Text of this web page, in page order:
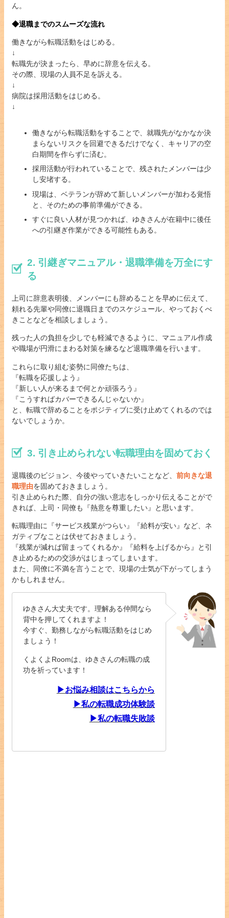
ん。
◆退職までのスムーズな流れ
働きながら転職活動をはじめる。
↓
転職先が決まったら、早めに辞意を伝える。
その際、現場の人員不足を訴える。
↓
病院は採用活動をはじめる。
↓
働きながら転職活動をすることで、就職先がなかなか決
まらないリスクを回避できるだけでなく、キャリアの空
白期間を作らずに済む。
採用活動が行われていることで、残されたメンバーは少
し安堵する。
現場は、ベテランが辞めて新しいメンバーが加わる覚悟
と、そのための事前準備ができる。
すぐに良い人材が見つかれば、ゆきさんが在籍中に後任
への引継ぎ作業ができる可能性もある。
2. 引継ぎマニュアル・退職準備を万全にす
る
上司に辞意表明後、メンバーにも辞めることを早めに伝えて、
頼れる先輩や同僚に退職日までのスケジュール、やっておくべ
きことなどを相談しましょう。
残った人の負担を少しでも軽減できるように、マニュアル作成
や職場が円滑にまわる対策を練るなど退職準備を行います。
これらに取り組む姿勢に同僚たちは、
『転職を応援しよう』
『新しい人が来るまで何とか頑張ろう』
『こうすればカバーできるんじゃないか』
と、転職で辞めることをポジティブに受け止めてくれるのでは
ないでしょうか。
3. 引き止められない転職理由を固めておく
退職後のビジョン、今後やっていきたいことなど、 前向きな退
職理由を固めておきましょう。
引き止められた際、自分の強い意志をしっかり伝えることがで
きれば、上司・同僚も『熱意を尊重したい』と思います。
転職理由に『サービス残業がつらい』『給料が安い』など、ネ
ガティブなことは伏せておきましょう。
『残業が減れば留まってくれるか』『給料を上げるから』と引
き止めるための交渉がはじまってしまいます。
また、同僚に不満を言うことで、現場の士気が下がってしまう
かもしれません。
ゆきさん大丈夫です。理解ある仲間なら
背中を押してくれますよ！
今すぐ、勤務しながら転職活動をはじめ
ましょう！
くよくよRoomは、ゆきさんの転職の成
功を祈っています！
▶お悩み相談はこちらから
▶私の転職成功体験談
▶私の転職失敗談